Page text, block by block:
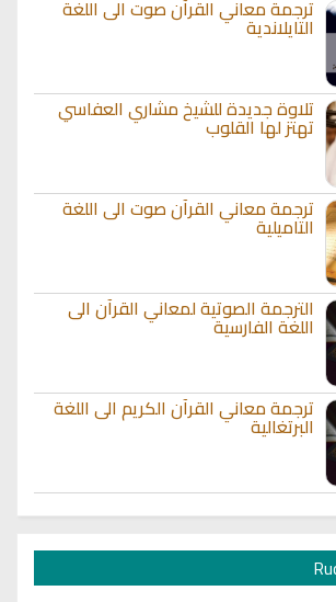
ترجمة معاني القرآن صوت الى اللغة
التايلاندية
تلاوة جديدة للشيخ مشاري العفاسي
تهتز لها القلوب
ترجمة معاني القرآن صوت الى اللغة
التاميلية
الترجمة الصوتية لمعاني القرآن الى
اللغة الفارسية
ترجمة معاني القرآن الكريم الى اللغة
البرتغالية